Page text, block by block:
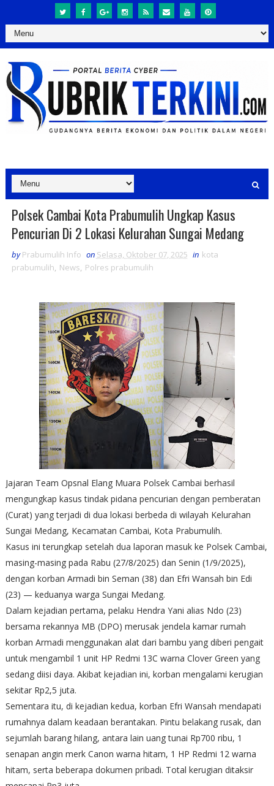
Polsek Cambai Kota Prabumulih Ungkap Kasus
Pencurian Di 2 Lokasi Kelurahan Sungai Medang
by Prabumulih Info on Selasa, Oktober 07, 2025 in kota
prabumulih, News, Polres prabumulih
Jajaran Team Opsnal Elang Muara Polsek Cambai berhasil
mengungkap kasus tindak pidana pencurian dengan pemberatan
(Curat) yang terjadi di dua lokasi berbeda di wilayah Kelurahan
Sungai Medang, Kecamatan Cambai, Kota Prabumulih.
Kasus ini terungkap setelah dua laporan masuk ke Polsek Cambai,
masing-masing pada Rabu (27/8/2025) dan Senin (1/9/2025),
dengan korban Armadi bin Seman (38) dan Efri Wansah bin Edi
(23) — keduanya warga Sungai Medang.
Dalam kejadian pertama, pelaku Hendra Yani alias Ndo (23)
bersama rekannya MB (DPO) merusak jendela kamar rumah
korban Armadi menggunakan alat dari bambu yang diberi pengait
untuk mengambil 1 unit HP Redmi 13C warna Clover Green yang
sedang diisi daya. Akibat kejadian ini, korban mengalami kerugian
sekitar Rp2,5 juta.
Sementara itu, di kejadian kedua, korban Efri Wansah mendapati
rumahnya dalam keadaan berantakan. Pintu belakang rusak, dan
sejumlah barang hilang, antara lain uang tunai Rp700 ribu, 1
senapan angin merk Canon warna hitam, 1 HP Redmi 12 warna
hitam, serta beberapa dokumen pribadi. Total kerugian ditaksir